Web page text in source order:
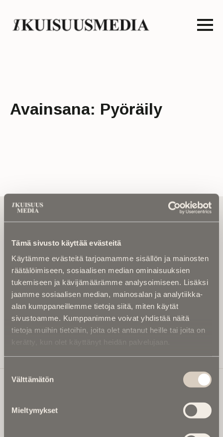
Tämä sivusto käyttää evästeitä
Käytämme evästeitä tarjoamamme sisällön ja mainosten
räätälöimiseen, sosiaalisen median ominaisuuksien
tukemiseen ja kävijämäärämme analysoimiseen. Lisäksi
jaamme sosiaalisen median, mainosalan ja analytiikka-
alan kumppaneillemme tietoja siitä, miten käytät
sivustoamme. Kumppanimme voivat yhdistää näitä
tietoja muihin tietoihin, joita olet antanut heille tai joita on
kerätty, kun olet käyttänyt heidän palvelujaan.
valinta
Välttämätön
Mieltymykset
Avainsana: Pyöräily
Tilaa uutiskirje - Pääset heti parhaiden
artikkelien pariin!
Kirjoita alle sähköpostiosoitteesi niin saat kaksi kertaa
etteivät kiinnostavat artikkelit jää huomaamatta.
Uutiskirje on maksuton eikä se velvoita mihinkään.
Kirjoita tähän sähköpostiosoite, johon haluat uutiskirjeen
tulevan:
Tilaa Uutiskirje
Ikuisuusmedia
valtakunnallinen mediabrändi. Julkaisemme uusimmat